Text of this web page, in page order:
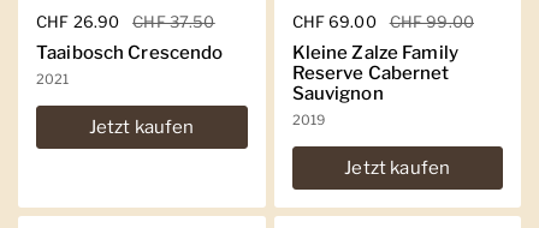
Regulärer Preis
CHF 26.90 Sale-Preis
CHF 37.50
Taaibosch Crescendo
2021
Jetzt kaufen
Regulärer Preis
CHF 69.00 Sale-Preis
CHF 99.00
Kleine Zalze Family
Reserve Cabernet
Sauvignon
2019
Jetzt kaufen